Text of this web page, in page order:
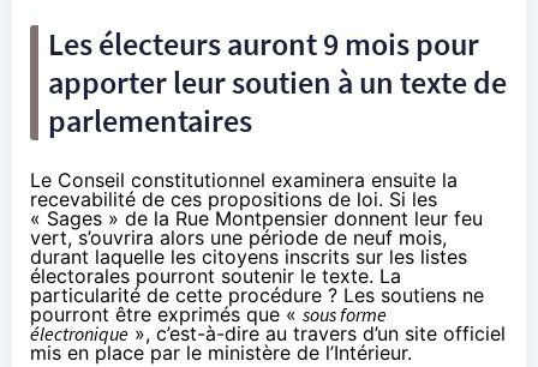
Les électeurs auront 9 mois pour
apporter leur soutien à un texte de
parlementaires
Le Conseil constitutionnel examinera ensuite la
recevabilité de ces propositions de loi. Si les
« Sages » de la Rue Montpensier donnent leur feu
vert, s’ouvrira alors une période de neuf mois,
durant laquelle les citoyens inscrits sur les listes
électorales pourront soutenir le texte. La
particularité de cette procédure ? Les soutiens ne
pourront être exprimés que « sous forme
électronique », c’est-à-dire au travers d’un site officiel
mis en place par le ministère de l’Intérieur.